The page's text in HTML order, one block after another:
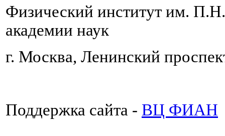
Физический институт им.
академии наук
г. Москва, Ленинский
Поддержка сайта - ВЦ ФИАН